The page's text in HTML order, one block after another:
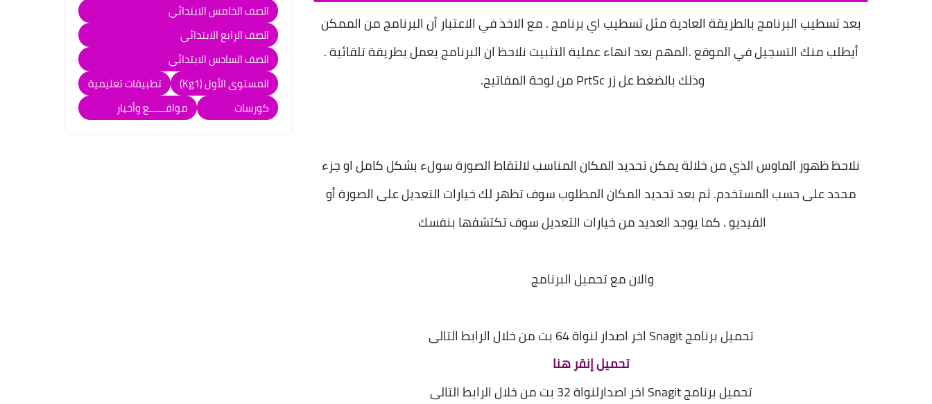
بعد تسطيب البرنامج بالطريقة العادية مثل تسطيب اي برنامج . مع الاخذ في الاعتبار أن البرنامج من الممكن
أيطلب منك التسجيل في الموقع .المهم بعد انهاء عملية التثبيت نلاحظان البرنامج يعمل بطريقة تلقائية .
وذلك بالضغط عل زر PrtSc من لوحة المفاتيح.
نلاحظ ظهور الماوس الذي من خلالة يمكن تحديد المكان المناسب لالتقاط الصورة سولء بشكل كامل او جزء
محدد على حسب المستخدم. ثم بعد تحديد المكان المطلوب سوف تظهر لك خيارات التعديل على الصورة أو
الفيديو .كما يوجد العديد من خيارات التعديل سوف تكتشفها بنفسك
والان مع تحميل البرنامج
تحميل برنامج Snagit اخر اصدار لنواة 64 بت من خلال الرابط التالى
تحميلإنقر هنا
تحميل برنامج Snagit
اخر اصدارلنواة 32 بت من خلال الرابط التالى
الصف الخامس الابتدائي
الصف الرابع الابتدائي
الصف السادس الابتدائي
المستوى الأول (Kg1)
تطبيقات تعليمية
كورسات
مواقــــــع وأخبار